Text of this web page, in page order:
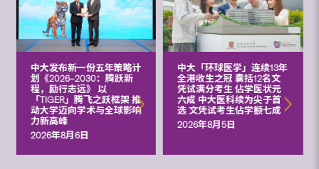
中大发布新一份五年策略计
划《2026‒2030：腾跃新
程，励行志远》 以
「TIGER」腾飞之跃框架 推
动大学迈向学术与全球影响
力新高峰
2026年8月6日
中大「环球医学」连续13年
全港收生之冠 囊括12名文
凭试满分考生 佔学医状元
六成 中大医科续为尖子首
选 文凭试考生佔学额七成
2026年8月5日